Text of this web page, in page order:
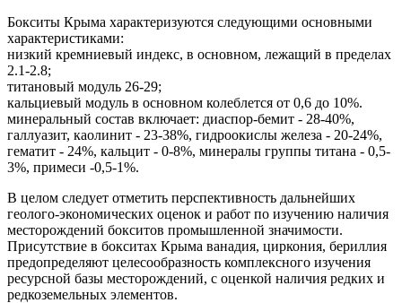
Бокситы Крыма характеризуются следующими основными
характеристиками:
низкий кремниевый индекс, в основном, лежащий в пределах
2.1-2.8;
титановый модуль 26-29;
кальциевый модуль в основном колеблется от 0,6 до 10%.
минеральный состав включает: диаспор-бемит - 28-40%,
галлуазит, каолинит - 23-38%, гидроокислы железа - 20-24%,
гематит - 24%, кальцит - 0-8%, минералы группы титана - 0,5-
3%, примеси -0,5-1%.
В целом следует отметить перспективность дальнейших
геолого-экономических оценок и работ по изучению наличия
месторождений бокситов промышленной значимости.
Присутствие в бокситах Крыма ванадия, циркония, бериллия
предопределяют целесообразность комплексного изучения
ресурсной базы месторождений, с оценкой наличия редких и
редкоземельных элементов.